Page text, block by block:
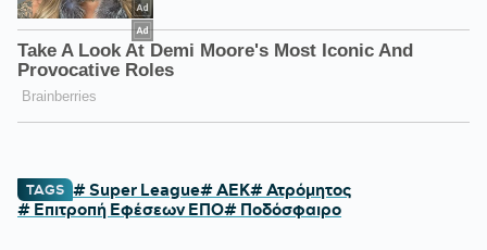
TAGS # Super League# ΑΕΚ# Ατρόμητος
# Επιτροπή Εφέσεων ΕΠΟ# Ποδόσφαιρο